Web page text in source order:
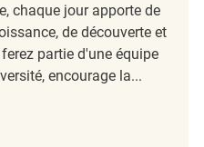
chaque jour apporte de
de découverte et
partie d'une équipe
encourage la...
(m/w/d) REQ100575